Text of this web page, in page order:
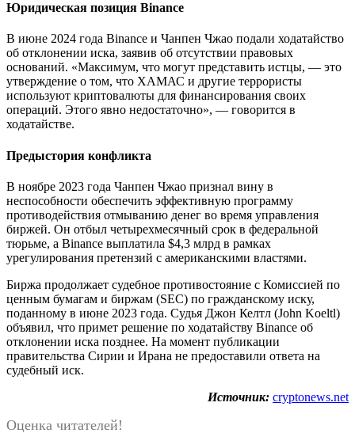
Юридическая позиция Binance
В июне 2024 года Binance и Чанпен Чжао подали ходатайство
об отклонении иска, заявив об отсутствии правовых
оснований. «Максимум, что могут представить истцы, — это
утверждение о том, что ХАМАС и другие террористы
используют криптовалюты для финансирования своих
операций. Этого явно недостаточно», — говорится в
ходатайстве.
Предыстория конфликта
В ноябре 2023 года Чанпен Чжао признал вину в
неспособности обеспечить эффективную программу
противодействия отмыванию денег во время управления
биржей. Он отбыл четырехмесячный срок в федеральной
тюрьме, а Binance выплатила $4,3 млрд в рамках
урегулирования претензий с американскими властями.
Биржа продолжает судебное противостояние с Комиссией по
ценным бумагам и биржам (SEC) по гражданскому иску,
поданному в июне 2023 года. Судья Джон Келтл (John Koeltl)
объявил, что примет решение по ходатайству Binance об
отклонении иска позднее. На момент публикации
правительства Сирии и Ирана не предоставили ответа на
судебный иск.
Источник: cryptonews.net
Оценка читателей!